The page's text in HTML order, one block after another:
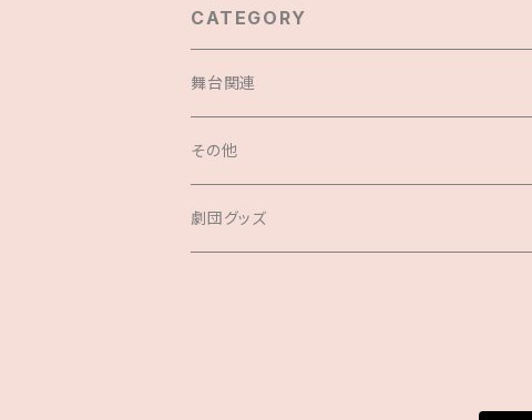
CATEGORY
舞台関連
セット商品
DVD
その他
公演中止による支援
劇団グッズ